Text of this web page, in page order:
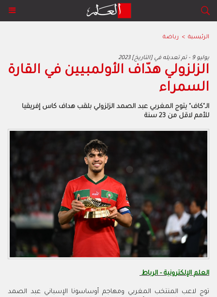
الرئيسية > رياضة
2023 يوليو 9 - تم تعديله في [التاريخ]
الزلزولي هدّاف الأولمبيين في القارة
السمراء
الـ"كاف" يتوج المغربي عبد الصمد الزلزولي بلقب هداف كاس إفريقيا
للأمم لاقل من 23 سنة
العلم الإلكترونية - الرباط
توج لاعب المنتخب المغربي ومهاجم أوساسونا الإسباني عبد الصمد